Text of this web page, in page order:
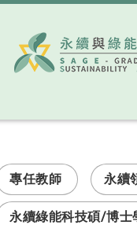
次選單
專任教師 永續
永續綠能科技碩/博士